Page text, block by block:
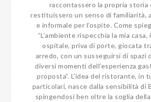
raccontassero la propria storia
restituissero un senso di familiarità,
e informale per l’ospite. Come
“L’ambiente rispecchia la mia casa,
ospitale, priva di porte, giocata
arredo, con un susseguirsi di spazi
diversi momenti dell’esperienza
proposta”. L’idea del ristorante, in
particolari, nasce dalla sensibilità di
spingendosi ben oltre la soglia